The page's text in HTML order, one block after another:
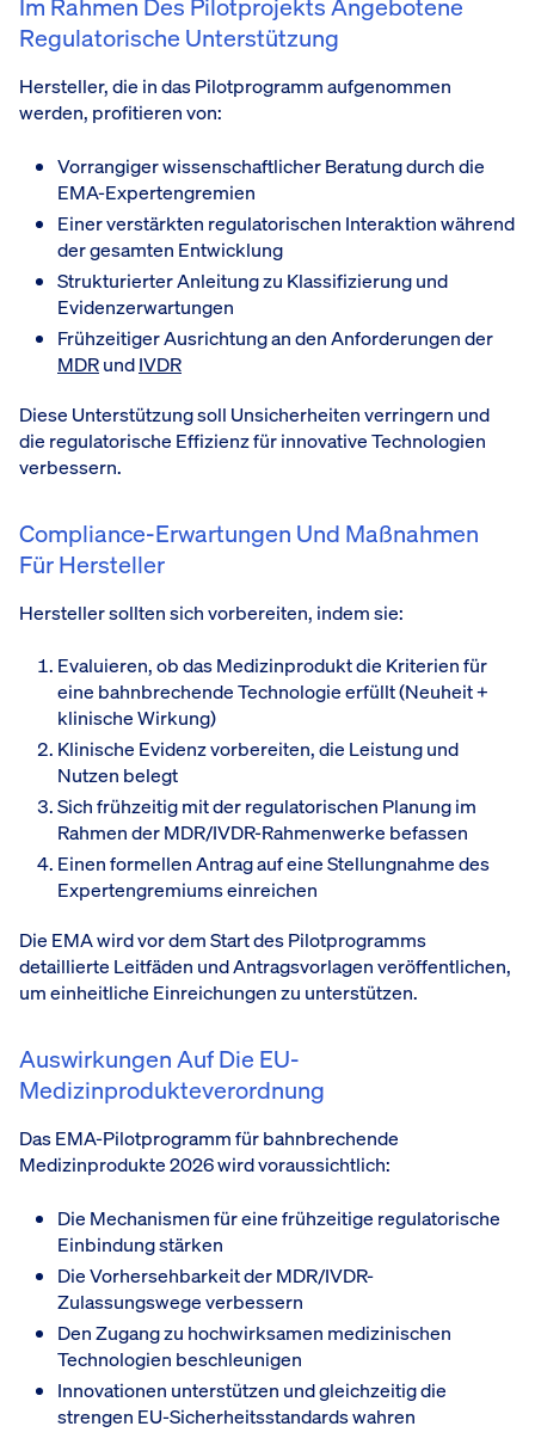
Im Rahmen Des Pilotprojekts Angebotene
Regulatorische Unterstützung
Hersteller, die in das Pilotprogramm aufgenommen
werden, profitieren von:
Vorrangiger wissenschaftlicher Beratung durch die
EMA-Expertengremien
Einer verstärkten regulatorischen Interaktion während
der gesamten Entwicklung
Strukturierter Anleitung zu Klassifizierung und
Evidenzerwartungen
Frühzeitiger Ausrichtung an den Anforderungen der
MDRundIVDR
Diese Unterstützung soll Unsicherheiten verringern und
die regulatorische Effizienz für innovative Technologien
verbessern.
Compliance-Erwartungen Und Maßnahmen
Für Hersteller
Hersteller sollten sich vorbereiten, indem sie:
Evaluieren, ob das Medizinprodukt die Kriterien für
eine bahnbrechende Technologie erfüllt (Neuheit +
klinische Wirkung)
Klinische Evidenz vorbereiten, die Leistung und
Nutzen belegt
Sich frühzeitig mit der regulatorischen Planung im
Rahmen der MDR/IVDR-Rahmenwerke befassen
Einen formellen Antrag auf eine Stellungnahme des
Expertengremiums einreichen
Die EMA wird vor dem Start des Pilotprogramms
detaillierte Leitfäden und Antragsvorlagen veröffentlichen,
um einheitliche Einreichungen zu unterstützen.
Auswirkungen Auf Die EU-
Medizinprodukteverordnung
Das EMA-Pilotprogramm für bahnbrechende
Medizinprodukte 2026 wird voraussichtlich:
Die Mechanismen für eine frühzeitige regulatorische
Einbindung stärken
Die Vorhersehbarkeit der MDR/IVDR-
Zulassungswege verbessern
Den Zugang zu hochwirksamen medizinischen
Technologien beschleunigen
Innovationen unterstützen und gleichzeitig die
strengen EU-Sicherheitsstandards wahren